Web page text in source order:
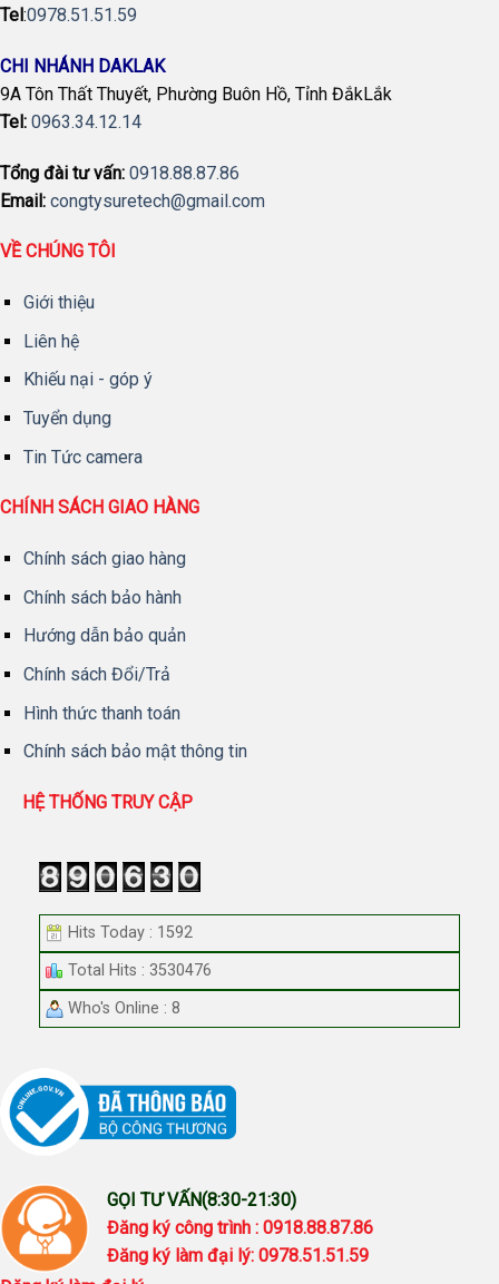
Tel:0978.51.51.59
CHI NHÁNH DAKLAK
9A Tôn Thất Thuyết, Phường Buôn Hồ, Tỉnh ĐắkLắk
Tel: 0963.34.12.14
Tổng đài tư vấn: 0918.88.87.86
Email: congtysuretech@gmail.com
VỀ CHÚNG TÔI
Giới thiệu
Liên hệ
Khiếu nại - góp ý
Tuyển dụng
Tin Tức camera
CHÍNH SÁCH GIAO HÀNG
Chính sách giao hàng
Chính sách bảo hành
Hướng dẫn bảo quản
Chính sách Đổi/Trả
Hình thức thanh toán
Chính sách bảo mật thông tin
HỆ THỐNG TRUY CẬP
Hits Today : 1592
Total Hits : 3530476
Who's Online : 8
GỌI TƯ VẤN(8:30-21:30)
Đăng ký công trình : 0918.88.87.86
Đăng ký làm đại lý: 0978.51.51.59